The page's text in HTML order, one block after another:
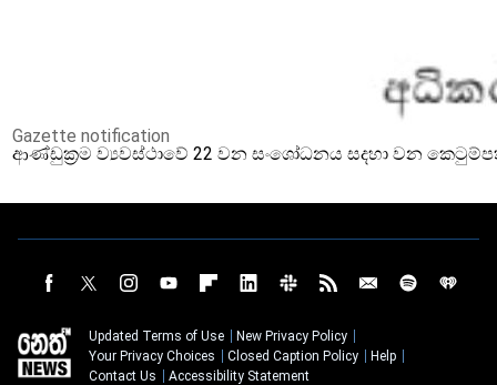
Gazette notification
ආණ්ඩුක්‍රම ව්‍යවස්ථාවේ 22 වන සංශෝධනය සදහා වන
Updated Terms of Use
New Privacy Policy
Your Privacy Choices
Closed Caption Policy
Help
Contact Us
Accessibility Statement